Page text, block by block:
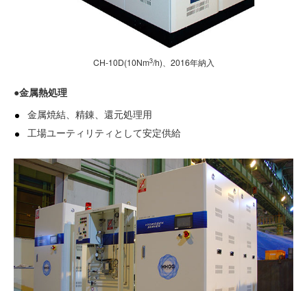
CH-10D(10Nm3/h)、2016年納入
●金属熱処理
金属焼結、精錬、還元処理用
工場ユーティリティとして安定供給